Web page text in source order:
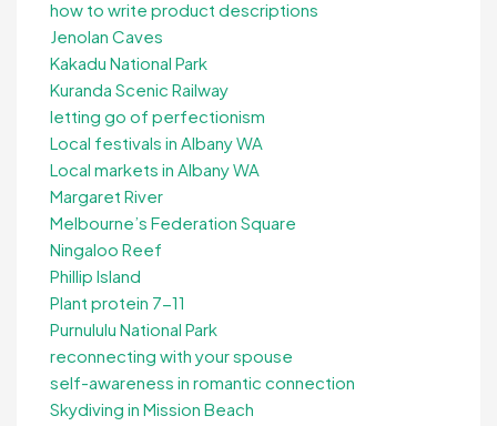
how to write product descriptions
Jenolan Caves
Kakadu National Park
Kuranda Scenic Railway
letting go of perfectionism
Local festivals in Albany WA
Local markets in Albany WA
Margaret River
Melbourne’s Federation Square
Ningaloo Reef
Phillip Island
Plant protein 7-11
Purnululu National Park
reconnecting with your spouse
self-awareness in romantic connection
Skydiving in Mission Beach